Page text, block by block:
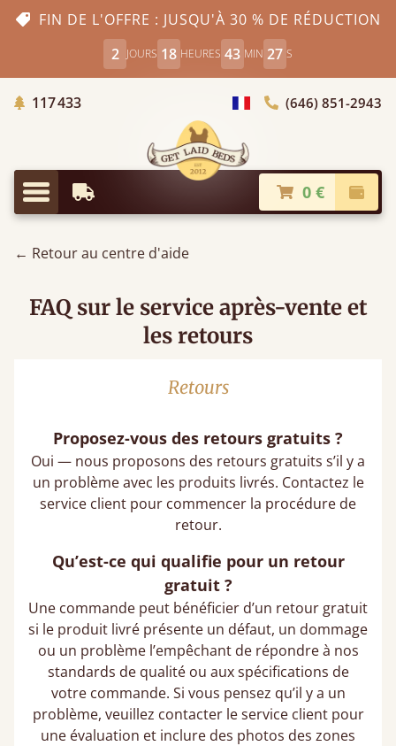
FIN DE L'OFFRE : JUSQU'À 30 % DE RÉDUCTION
2 JOURS 18 HEURES 43 MIN 26 S
117 433Arbres Plantés
Choisir le pays(646) 851-2943
Menu
Livraison à partir de 0 €
← Retour au centre d'aide
FAQ sur le service après-vente et
les retours
Retours
Proposez-vous des retours gratuits ?
Oui — nous proposons des retours gratuits s’il y a
un problème avec les produits livrés. Contactez le
service client pour commencer la procédure de
retour.
Qu’est-ce qui qualifie pour un retour
gratuit ?
Une commande peut bénéficier d’un retour gratuit
si le produit livré présente un défaut, un dommage
ou un problème l’empêchant de répondre à nos
standards de qualité ou aux spécifications de
votre commande. Si vous pensez qu’il y a un
problème, veuillez contacter le service client pour
une évaluation et inclure des photos des zones